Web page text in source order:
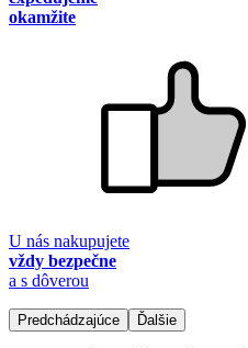
okamžite
U nás nakupujete
vždy bezpečne
a s dôverou
Predchádzajúce Ďalšie